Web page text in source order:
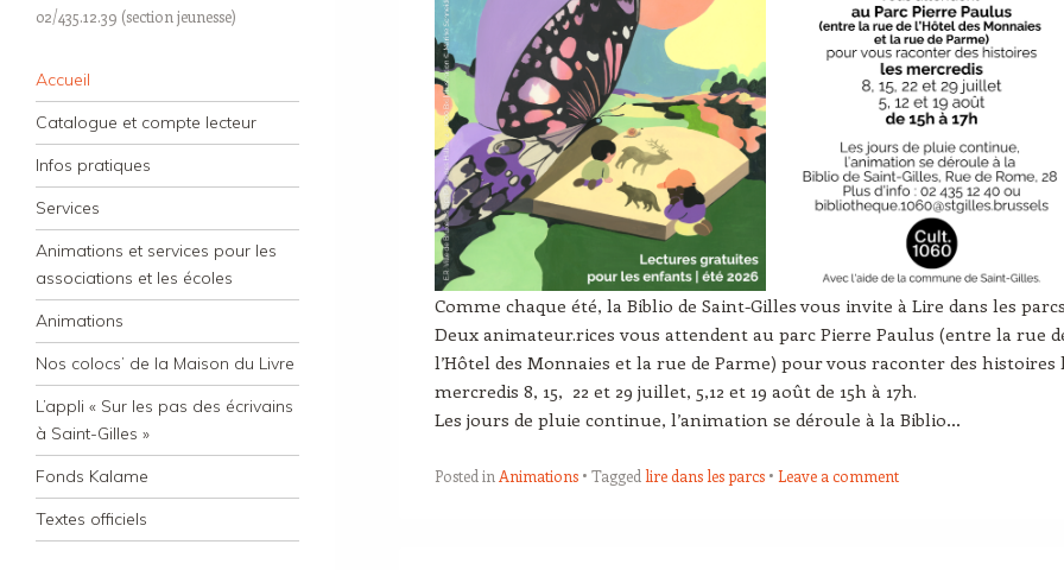
02/435.12.39 (section jeunesse)
Navigation
Skip to content
Accueil
Catalogue et compte lecteur
Infos pratiques
Services
Animations et services pour les
associations et les écoles
Animations
Nos colocs’ de la Maison du Livre
L’appli « Sur les pas des écrivains
à Saint-Gilles »
Fonds Kalame
Textes officiels
Comme chaque été, la Biblio de Saint-Gilles vous invite à Lire dans les
Deux animateur.rices vous attendent au parc Pierre Paulus (entre la rue
l’Hôtel des Monnaies et la rue de Parme) pour vous raconter des histoires
mercredis 8, 15, 22 et 29 juillet, 5,12 et 19 août de 15h à 17h.
Les jours de pluie continue, l’animation se déroule à la Biblio…
Posted in Animations Tagged lire dans les parcs Leave a comment